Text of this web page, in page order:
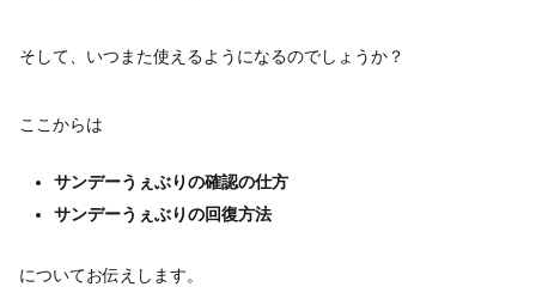
そして、いつまた使えるようになるのでしょうか？
ここからは
サンデーうぇぶりの確認の仕方
サンデーうぇぶりの回復方法
についてお伝えします。